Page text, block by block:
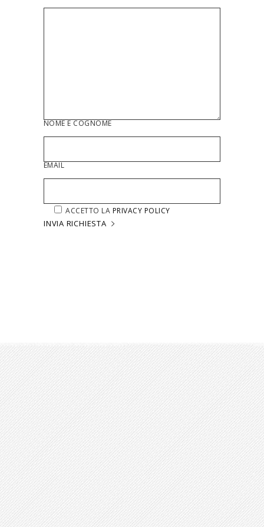
NOME E COGNOME
EMAIL
ACCETTO LA PRIVACY POLICY